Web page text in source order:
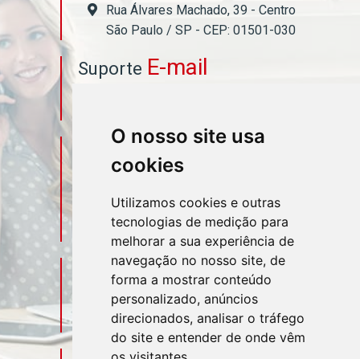
O nosso site usa
cookies
Utilizamos cookies e outras
tecnologias de medição para
melhorar a sua experiência de
navegação no nosso site, de
forma a mostrar conteúdo
personalizado, anúncios
direcionados, analisar o tráfego
do site e entender de onde vêm
Rua Álvares Machado, 39 - Centro
São Paulo / SP - CEP: 01501-030
Suporte E-mail
ContatoTelefone
(11) 95580-4449
RedesSociais